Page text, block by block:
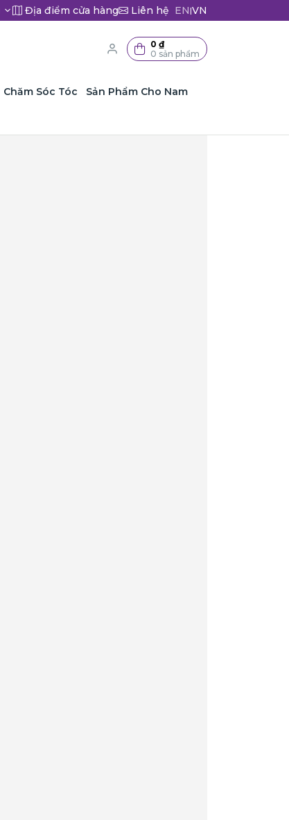
Địa điểm cửa hàng Liên hệ EN|VN
0 ₫
0 sản phẩm
Chăm Sóc Tóc Sản Phẩm Cho Nam